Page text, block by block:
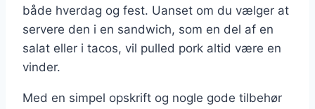
både hverdag og fest. Uanset om du vælger at
servere den i en sandwich, som en del af en
salat eller i tacos, vil pulled pork altid være en
vinder.
Med en simpel opskrift og nogle gode tilbehør